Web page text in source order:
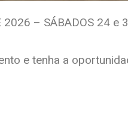
2026 – SÁBADOS 24 e
e tenha a